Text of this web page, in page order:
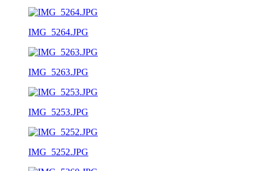
IMG_5264.JPG
IMG_5263.JPG
IMG_5253.JPG
IMG_5252.JPG